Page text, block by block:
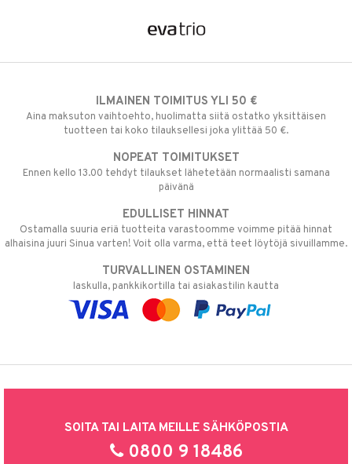
ILMAINEN TOIMITUS YLI 50 €
Aina maksuton vaihtoehto, huolimatta siitä ostatko yksittäisen
tuotteen tai koko tilauksellesi joka ylittää 50 €.
NOPEAT TOIMITUKSET
Ennen kello 13.00 tehdyt tilaukset lähetetään normaalisti samana
päivänä
EDULLISET HINNAT
Ostamalla suuria eriä tuotteita varastoomme voimme pitää hinnat
alhaisina juuri Sinua varten! Voit olla varma, että teet löytöjä sivuillamme.
TURVALLINEN OSTAMINEN
laskulla, pankkikortilla tai asiakastilin kautta
SOITA TAI LAITA MEILLE SÄHKÖPOSTIA
0800 9 18486